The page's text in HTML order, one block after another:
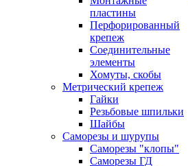
пластины
Перфорированный
крепеж
Соединительные
элементы
Хомуты, скобы
Метрический крепеж
Гайки
Резьбовые шпильки
Шайбы
Саморезы и шурупы
Саморезы "клопы"
Саморезы ГД